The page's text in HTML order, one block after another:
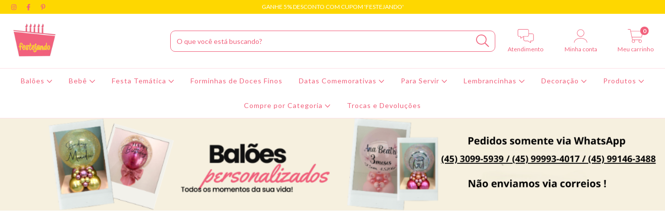
GANHE 5% DESCONTO COM CUPOM 'FESTEJANDO'
Atendimento Minha conta Meu carrinho
0
Balões Bebê Festa Temática Forminhas de Doces Finos Datas Comemorativas Para Servir Lembrancinhas Decoração Produtos
Compre por Categoria Trocas e Devoluções